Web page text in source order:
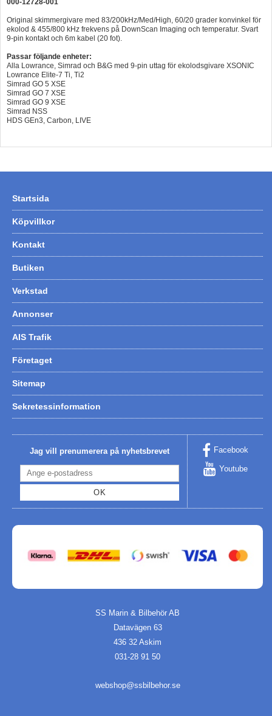
Kamasa Tools - Verktyg
Calix - Packline - Takboxar
Thule - Takboxar
Thule - Lasthållare
LAGERRENSING
Begagnade Motorer & Båtar
000-12728-001
Original skimmergivare med 83/200kHz/Med/High, 60/20 grader konvinkel för
ekolod & 455/800 kHz frekvens på DownScan Imaging och temperatur. Svart
9-pin kontakt och 6m kabel (20 fot).
Passar följande enheter:
Alla Lowrance, Simrad och B&G med 9-pin uttag för ekolodsgivare XSONIC
Lowrance Elite-7 Ti, Ti2
Simrad GO 5 XSE
Simrad GO 7 XSE
Simrad GO 9 XSE
Simrad NSS
HDS GEn3, Carbon, LIVE
Startsida
Köpvillkor
Kontakt
Butiken
Verkstad
Annonser
AIS Trafik
Företaget
Sitemap
Sekretessinformation
Jag vill prenumerera på nyhetsbrevet
OK
Facebook
Youtube
SS Marin & Bilbehör AB
Datavägen 63
436 32 Askim
031-28 91 50
webshop@ssbilbehor.se